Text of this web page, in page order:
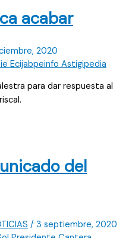
acabar
2020
para dar respuesta al
del
/ 3 septiembre, 2020